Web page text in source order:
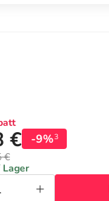
€ -9%3
€